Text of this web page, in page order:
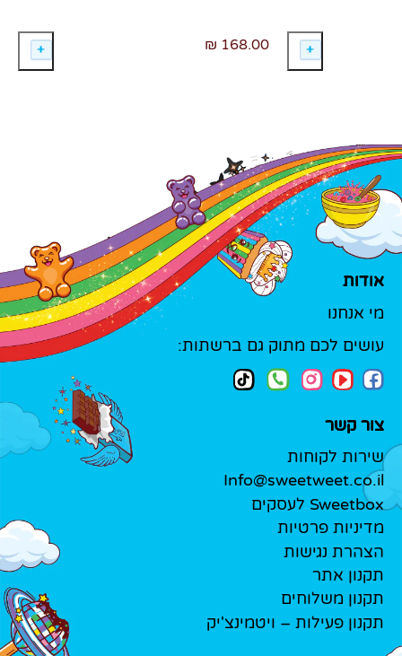
168.00 ₪
אודות
מי אנחנו
עושים לכם מתוק גם ברשתות:
צור קשר
שירות לקוחות
Info@sweetweet.co.il
Sweetbox לעסקים
מדיניות פרטיות
הצהרת נגישות
תקנון אתר
תקנון משלוחים
תקנון פעילות – ויטמינצ'יק